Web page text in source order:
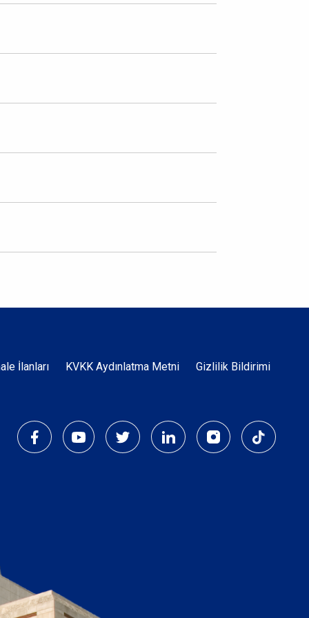
İlanları KVKK Aydınlatma Metni Gizlilik Bildirimi